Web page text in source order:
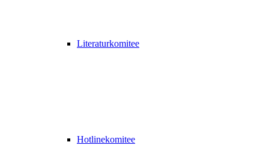
Literaturkomitee
Hotlinekomitee